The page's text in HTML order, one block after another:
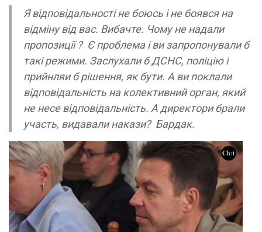
Я відповідальності не боюсь і не боявся на
відміну від вас. Вибачте. Чому не надали
пропозиції ? Є проблема і ви запропонували б
такі режими. Заслухали б ДСНС, поліцію і
прийнляи б рішення, як бути. А ви поклали
відповідальність на колективний орган, який
не несе відповідальність. А директори брали
участь, видавали накази? Бардак.